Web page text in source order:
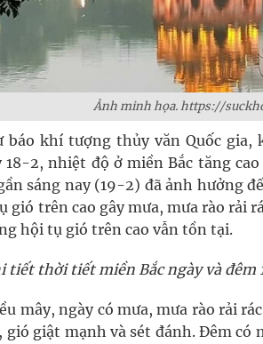
Ảnh minh họa. https://
báo khí tượng thủy văn Quốc
18-2, nhiệt độ ở miền Bắc tăng
sáng nay (19-2) đã ảnh hưởng
gió trên cao gây mưa, mưa rào rải
hội tụ gió trên cao vẫn tồn tại.
tiết thời tiết miền Bắc ngày và đêm
mây, ngày có mưa, mưa rào rải
gió giật mạnh và sét đánh. Đêm